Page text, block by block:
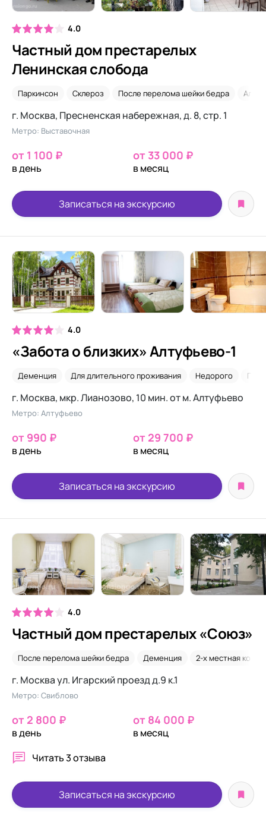
4.0
Частный дом престарелых
Ленинская слобода
Паркинсон Склероз После перелома шейки бедра
г. Москва, Пресненская набережная, д. 8, стр. 1
Метро: Выставочная
от 1 100 ₽
в день
от 33 000 ₽
в месяц
Записаться на экскурсию
4.0
«Забота о близких» Алтуфьево-1
Деменция Для длительного проживания Недорого
г. Москва, мкр. Лианозово, 10 мин. от м. Алтуфьево
Метро: Алтуфьево
от 990 ₽
в день
от 29 700 ₽
в месяц
Записаться на экскурсию
4.0
Частный дом престарелых «Союз»
После перелома шейки бедра Деменция 2-х местная
г. Москва ул. Игарский проезд д.9 к.1
Метро: Свиблово
от 2 800 ₽
в день
от 84 000 ₽
в месяц
Читать3 отзыва
Записаться на экскурсию